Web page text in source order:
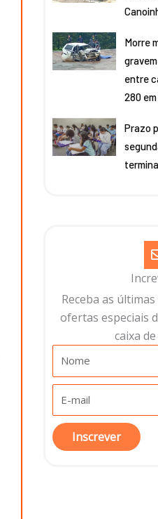
Morre
entre
280
Prazo
Receba as
ofertas especiais
caixa
Inscrever